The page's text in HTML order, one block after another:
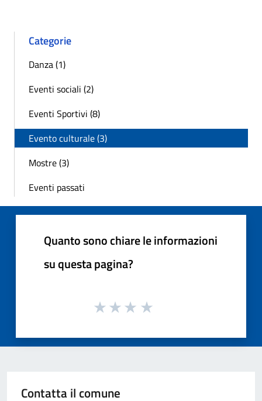
Categorie
Danza (1)
Eventi sociali (2)
Eventi Sportivi (8)
Evento culturale (3)
Mostre (3)
Eventi passati
Quanto sono chiare le informazioni
su questa pagina?
Contatta il comune